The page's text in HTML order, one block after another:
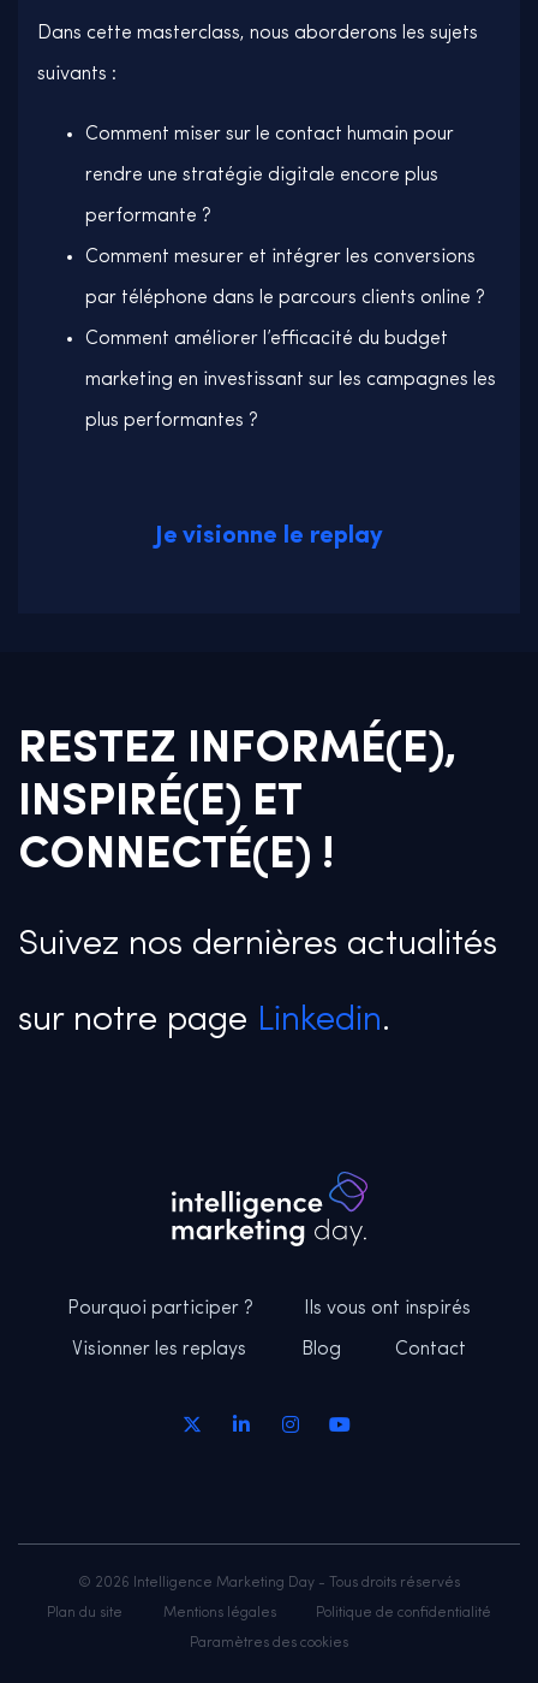
Dans cette masterclass, nous aborderons les sujets
suivants :
Comment miser sur le contact humain pour
rendre une stratégie digitale encore plus
performante ?
Comment mesurer et intégrer les conversions
par téléphone dans le parcours clients online ?
Comment améliorer l’efficacité du budget
marketing en investissant sur les campagnes les
plus performantes ?
Je visionne le replay
RESTEZ INFORMÉ(E),
INSPIRÉ(E) ET
CONNECTÉ(E) !
Suivez nos dernières actualités
sur notre page Linkedin.
Pourquoi participer ? Ils vous ont inspirés
Visionner les replays Blog Contact
© 2026 Intelligence Marketing Day - Tous droits réservés
Plan du site Mentions légales Politique de confidentialité
Paramètres des cookies